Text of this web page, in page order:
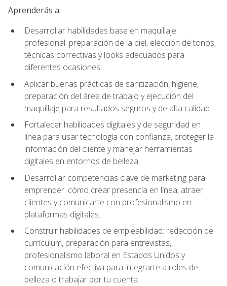
Aprenderás a:
Desarrollar habilidades base en maquillaje
profesional: preparación de la piel, elección de tonos,
técnicas correctivas y looks adecuados para
diferentes ocasiones.
Aplicar buenas prácticas de sanitización, higiene,
preparación del área de trabajo y ejecución del
maquillaje para resultados seguros y de alta calidad.
Fortalecer habilidades digitales y de seguridad en
línea para usar tecnología con confianza, proteger la
información del cliente y manejar herramientas
digitales en entornos de belleza.
Desarrollar competencias clave de marketing para
emprender: cómo crear presencia en línea, atraer
clientes y comunicarte con profesionalismo en
plataformas digitales.
Construir habilidades de empleabilidad: redacción de
currículum, preparación para entrevistas,
profesionalismo laboral en Estados Unidos y
comunicación efectiva para integrarte a roles de
belleza o trabajar por tu cuenta.